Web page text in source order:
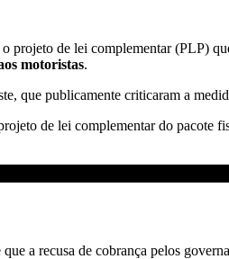
projeto de lei complementar (PLP)
motoristas.
que publicamente criticaram a
de lei complementar do pacote
a recusa de cobrança pelos